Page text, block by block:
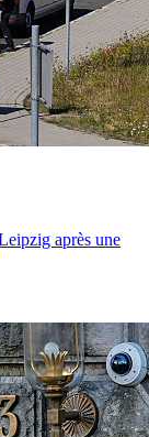
après une